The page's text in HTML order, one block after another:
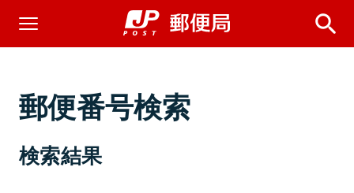
郵便番号検索
検索結果